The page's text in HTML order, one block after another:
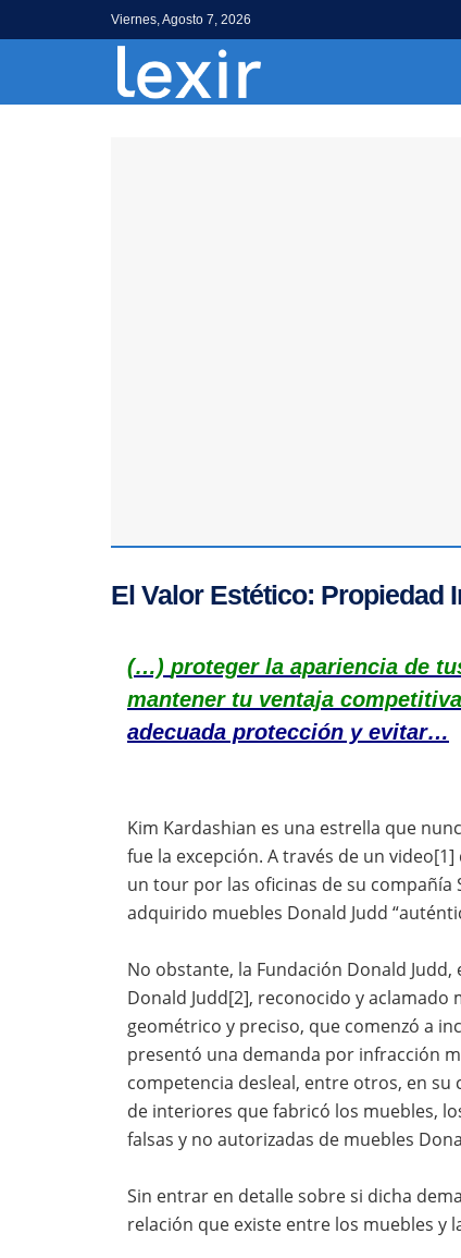
Viernes, Agosto 7, 2026
El Valor Estético: Propiedad
(…) proteger la apariencia de
mantener tu ventaja
adecuada protección y evitar…
Kim Kardashian es una estrella que
fue la excepción. A través de un
un tour por las oficinas de su compañía
adquirido muebles Donald Judd
No obstante, la Fundación Donald
Donald Judd[2], reconocido y
geométrico y preciso, que comenzó a
presentó una demanda por infracción
competencia desleal, entre otros, en
de interiores que fabricó los muebles,
falsas y no autorizadas de muebles
Sin entrar en detalle sobre si dicha
relación que existe entre los muebles y